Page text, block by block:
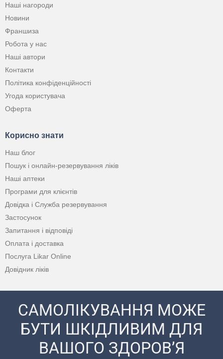
Наші нагороди
Новини
Франшиза
Робота у нас
Наші автори
Контакти
Політика конфіденційності
Угода користувача
Оферта
Корисно знати
Наш блог
Пошук і онлайн-резервування ліків
Наші аптеки
Програми для клієнтів
Довідка і Служба резервування
Застосунок
Запитання і відповіді
Оплата і доставка
Послуга Likar Online
Довідник ліків
САМОЛІКУВАННЯ МОЖЕ
БУТИ ШКІДЛИВИМ ДЛЯ
ВАШОГО ЗДОРОВ’Я